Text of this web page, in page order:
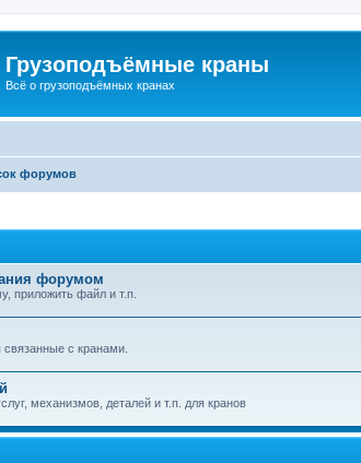
Грузоподъёмные краны
Всё о грузоподъёмных кранах
форумов
форумом
приложить файл и т.п.
с кранами.
механизмов, деталей и т.п. для кранов